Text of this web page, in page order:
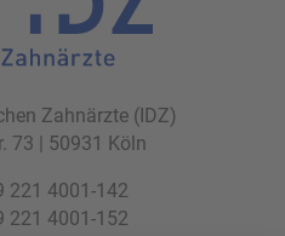
Zahnärzte (IDZ)
73 | 50931 Köln
221 4001-142
221 4001-152